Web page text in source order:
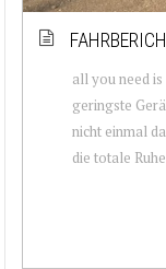
all you need
geringste
nicht einmal
die totale